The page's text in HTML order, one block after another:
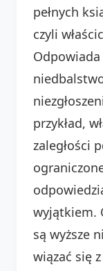
pełnych
czyli
przykład,
zaległości
wyjątkiem.
są wyższe
wiązać się